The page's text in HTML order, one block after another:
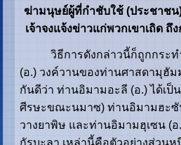
ฆ่ามนุษย์ผู้ที่กำชับใช้ (ประชาช
เจ้าจงแจ้งข่าวแก่พวกเขาเถิด ถึ
วิธีการดังกล่าวนี้ก็ถูกกระทำ
(อ.) วงค์วานของท่านศาสดามุฮั
กันดีว่า ท่านอิมามอะลี (อ.) ได้เป็
ศีรษะขณะนมาซ) ท่านอิมามฮะซั
วางยาพิษ และท่านอิมามฮุเซน (
กัรบะลา เหล่านี้คือตัวอย่างส่วน